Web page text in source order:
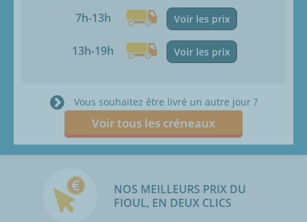
7h-13h Voir les prix
13h-19h Voir les prix
Vous souhaitez être livré un autre jour ?
Voir tous les créneaux
NOS MEILLEURS PRIX DU
FIOUL, EN DEUX CLICS